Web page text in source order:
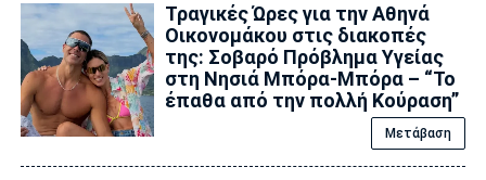
Τραγικές Ώρες για την Αθηνά
Οικονομάκου στις διακοπές
της: Σοβαρό Πρόβλημα Υγείας
στη Νησιά Μπόρα-Μπόρα – “Το
έπαθα από την πολλή Κούραση”
Μετάβαση